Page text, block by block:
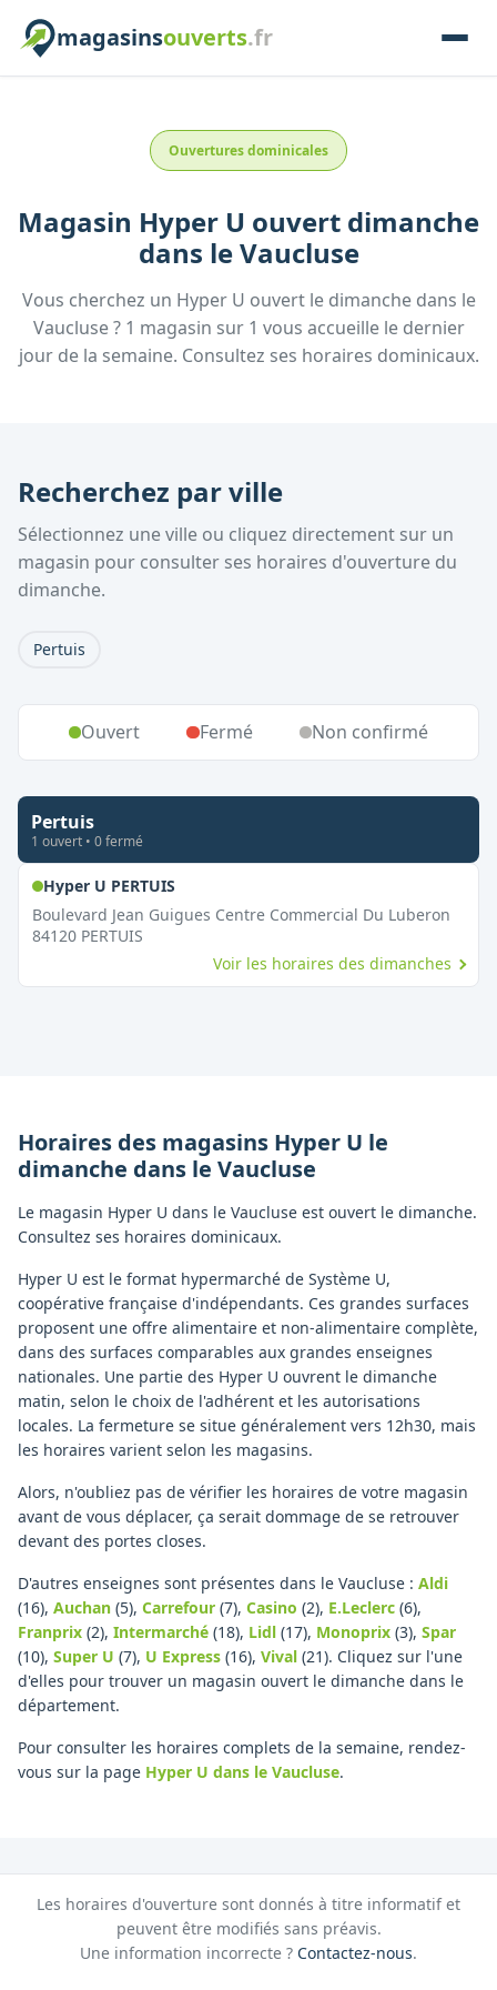
magasinsouverts.fr
Ouvertures dominicales
Magasin Hyper U ouvert dimanche
dans leVaucluse
Vous cherchez un Hyper U ouvert le dimanche dans le
Vaucluse? 1 magasin sur 1 vous accueillele dernier
jour de la semaine. Consultez ses horaires dominicaux.
Recherchez par ville
Sélectionnez une ville ou cliquez directement sur un
magasin pour consulter ses horaires d'ouverture du
dimanche.
Pertuis
Ouvert Fermé Non confirmé
Pertuis
1 ouvert • 0fermé
Hyper U PERTUIS,
Boulevard Jean Guigues Centre Commercial Du Luberon
84120 PERTUIS
Voir les horaires des dimanches
Horaires des magasins Hyper U le
dimanche dans le Vaucluse
Le magasin Hyper U dans le Vaucluse est ouvert le dimanche.
Consultez ses horaires dominicaux.
Hyper U est le format hypermarché de Système U,
coopérative française d'indépendants. Ces grandes surfaces
proposent une offre alimentaire et non-alimentaire complète,
dans des surfaces comparables aux grandes enseignes
nationales. Une partie des Hyper U ouvrent le dimanche
matin, selon le choix de l'adhérent et les autorisations
locales. La fermeture se situe généralement vers 12h30, mais
les horaires varient selon les magasins.
Alors, n'oubliez pas de vérifier les horaires de votre magasin
avant de vous déplacer, ça serait dommage de se retrouver
devant des portes closes.
D'autres enseignes sont présentes dans le Vaucluse : Aldi
(16), Auchan (5), Carrefour (7), Casino (2), E.Leclerc (6),
Franprix (2), Intermarché (18), Lidl (17), Monoprix (3), Spar
(10), Super U (7), U Express (16), Vival (21). Cliquez sur l'une
d'elles pour trouver un magasin ouvert le dimanche dans le
département.
Pour consulter les horaires complets de la semaine, rendez-
vous sur la page Hyper U dans le Vaucluse.
Les horaires d'ouverture sont donnés à titre informatif et
peuvent être modifiés sans préavis.
Une information incorrecte ? Contactez-nous.